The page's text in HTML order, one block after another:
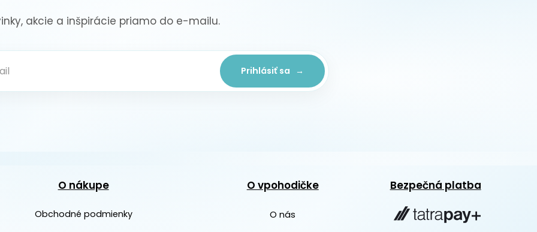
akcie a inšpirácie priamo do e-mailu.
Prihlásiť sa →
O nákupe
Obchodné podmienky
O vpohodičke
O nás
Bezpečná platba